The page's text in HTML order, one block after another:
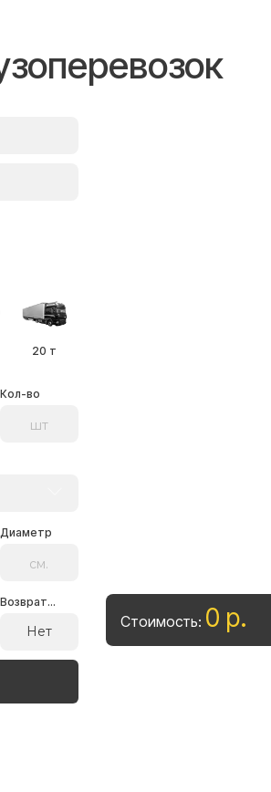
20 т
Кол-во
Диаметр
Возврат...
Нет
Стоимость: 0 р.